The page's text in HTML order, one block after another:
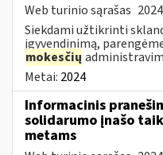
Web turinio sąrašas
Siekdami užtikrinti
įgyvendinimą,
mokesčių
Metai: 2024
Informacinis
solidarumo įnašo
metams